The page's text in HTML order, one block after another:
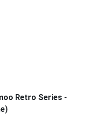
Retro Series -